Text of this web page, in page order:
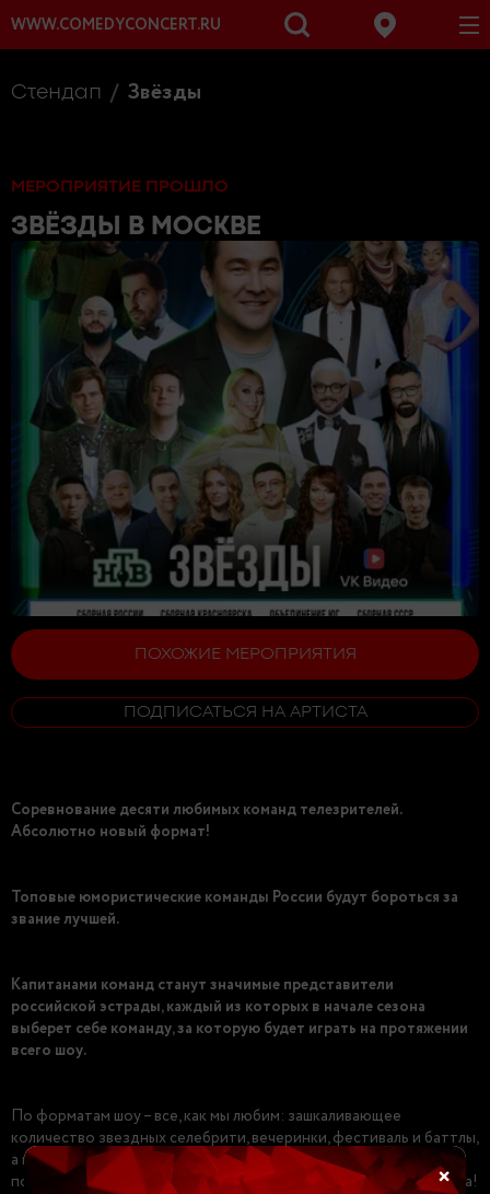
×
WWW.COMEDYCONCERT.RU
Стендап Звёзды
МЕРОПРИЯТИЕ ПРОШЛО
ЗВЁЗДЫ В МОСКВЕ
ПОХОЖИЕ МЕРОПРИЯТИЯ
ПОДПИСАТЬСЯ НА АРТИСТА
Соревнование десяти любимых команд телезрителей.
Абсолютно новый формат!
Топовые юмористические команды России будут бороться за
звание лучшей.
Капитанами команд станут значимые представители
российской эстрады, каждый из которых в начале сезона
выберет себе команду, за которую будет играть на протяжении
всего шоу.
По форматам шоу – все, как мы любим: зашкаливающее
количество звездных селебрити, вечеринки, фестиваль и баттлы,
а потом мощный финал, в котором определить победителя
поможет не менее звездное жюри! Да начнется звездная битва!